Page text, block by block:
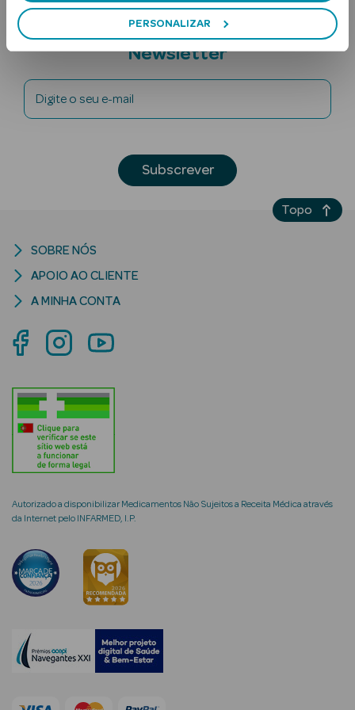
PERSONALIZAR
Rosto
Lábios
Criança
Rosto e
Ver Tudo
Cosmética
Hidratantes
Séruns Faciais
Creme de Olhos
Subscreva a
Newsletter
Digite o seu e-mail
Subscrever
Autorizado a disponibilizar Medicamentos Não Sujeitos a Receita Médica através
da Internet pelo INFARMED, I.P.
SOBRE NÓS
APOIO AO CLIENTE
A MINHA CONTA
Topo